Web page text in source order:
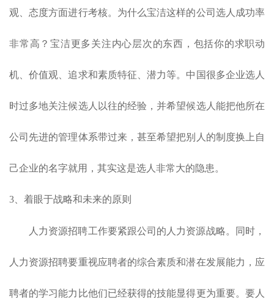
观、态度方面进行考核。为什么宝洁这样的公司选人成功率
非常高？宝洁更多关注内心层次的东西，包括你的求职动
机、价值观、追求和素质特征、潜力等。中国很多企业选人
时过多地关注候选人以往的经验，并希望候选人能把他所在
公司先进的管理体系带过来，甚至希望把别人的制度换上自
己企业的名字就用，其实这是选人非常大的隐患。
3、着眼于战略和未来的原则
人力资源招聘工作要紧跟公司的人力资源战略。同时，
人力资源招聘要重视应聘者的综合素质和潜在发展能力，应
聘者的学习能力比他们已经获得的技能显得更为重要。要人